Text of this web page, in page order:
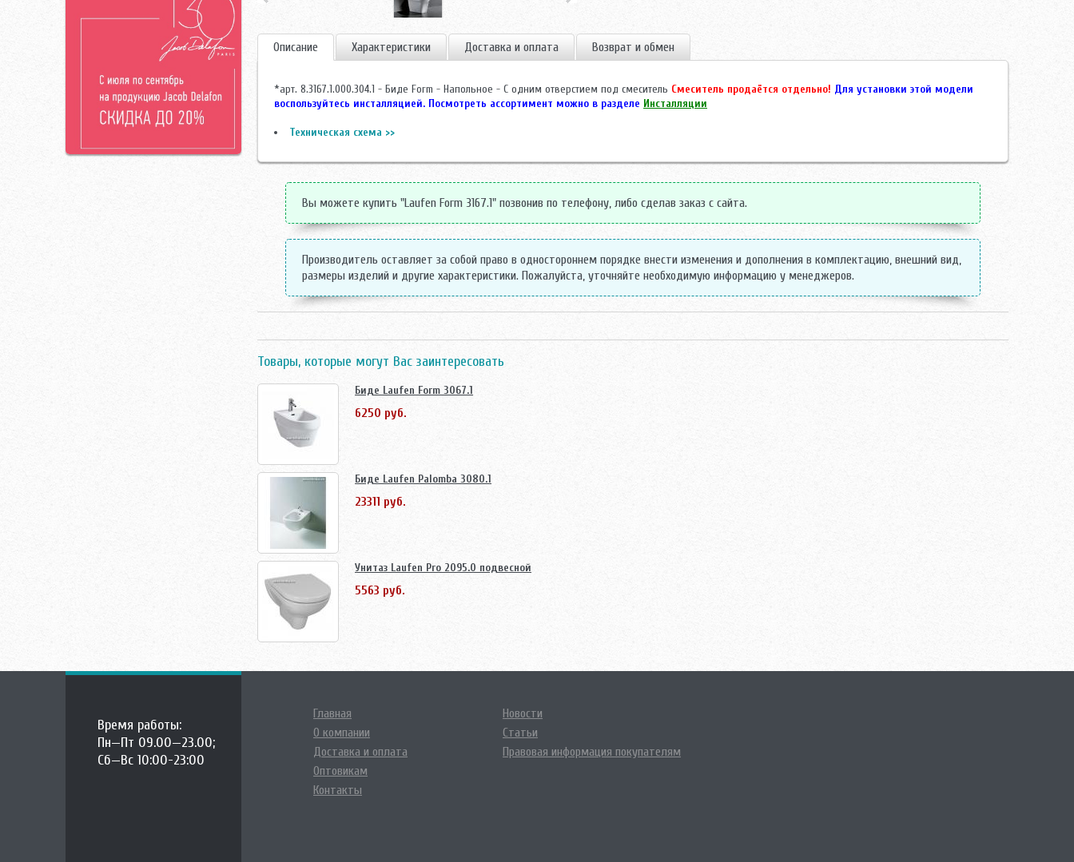
Описание Характеристики Доставка и оплата Возврат и обмен
*арт. 8.3167.1.000.304.1 - Биде Form - Напольное - С одним отверстием под смеситель Смеситель продаётся отдельно! Для установки этой модели
воспользуйтесь инсталляцией. Посмотреть ассортимент можно в разделе Инсталляции
Техническая схема >>
Вы можете купить "Laufen Form 3167.1" позвонив по телефону, либо сделав заказ с сайта.
Производитель оставляет за собой право в одностороннем порядке внести изменения и дополнения в комплектацию, внешний вид,
размеры изделий и другие характеристики. Пожалуйста, уточняйте необходимую информацию у менеджеров.
Товары, которые могут Вас заинтересовать
Биде Laufen Form 3067.1
6250 руб.
Биде Laufen Palomba 3080.1
23311 руб.
Унитаз Laufen Pro 2095.0 подвесной
5563 руб.
Время работы:
Пн—Пт 09.00—23.00;
Сб—Вс 10:00-23:00
Главная
О компании
Доставка и оплата
Оптовикам
Контакты
Новости
Статьи
Правовая информация покупателям